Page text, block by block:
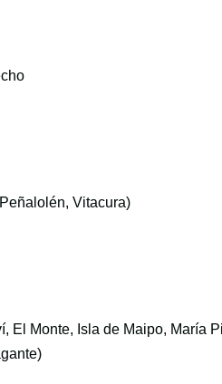
Vitacura)
El Monte, Isla de Maipo, María